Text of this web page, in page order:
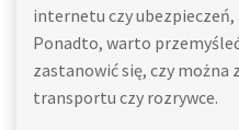
internetu czy ubezpieczeń,
Ponadto, warto
zastanowić się, czy można
transportu czy rozrywce.